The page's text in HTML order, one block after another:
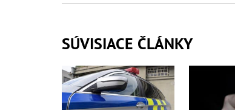
SÚVISIACE ČLÁNKY